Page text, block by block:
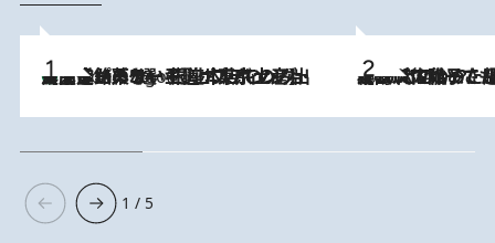
5 Hours Ago
【間違いのない王道・東京土産】資生堂パーラー 銀座本店でのみ出会える銘菓5選《極上プディング・濃厚チーズケーキ・ボンボンショコラほか》 2026.8.5
【阿川佐和子さんの年とる力】なぜ70代で始めた趣味は“こんなに楽しい”のか？ ピアノ、俳句…スランプに陥っても続けられる“ある秘訣”とは
1 / 5